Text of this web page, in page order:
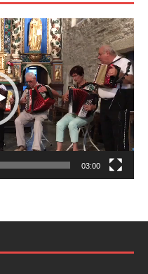
03:00